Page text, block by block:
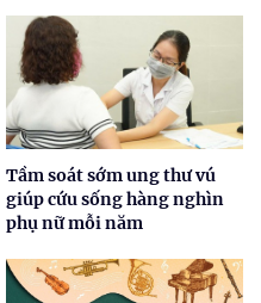
Tầm soát sớm ung thư vú
giúp cứu sống hàng nghìn
phụ nữ mỗi năm